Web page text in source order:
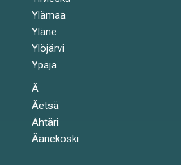
Ylämaa
Yläne
Ylöjärvi
Ypäjä
Ä
Äetsä
Ähtäri
Äänekoski